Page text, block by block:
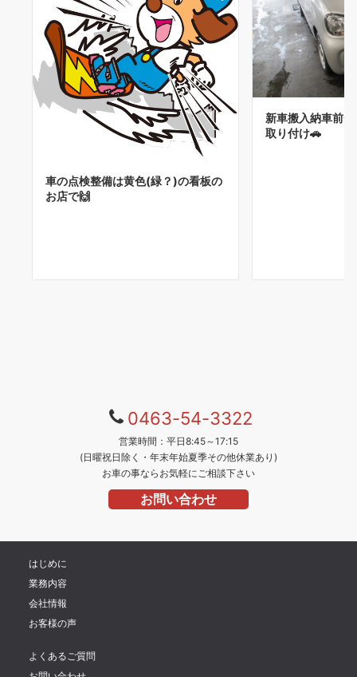
車の点検整備は黄色(緑？)の看板の
お店で🙌
新車搬入納車前
取り付け🚗
0463-54-3322
営業時間：平日8:45～17:15
(日曜祝日除く・年末年始夏季その他休業あり)
お車の事ならお気軽にご相談下さい
お問い合わせ
はじめに
業務内容
会社情報
お客様の声
よくあるご質問